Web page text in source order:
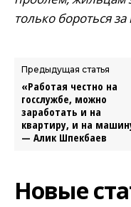
только бороться
Предыдущая статья
«Работая честно на
госслужбе, можно
заработать и на
квартиру, и на
— Алик Шпекбаев
Новые